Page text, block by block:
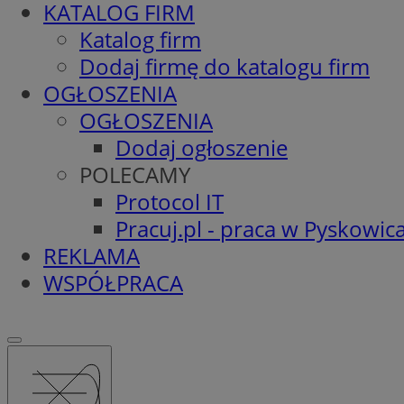
KATALOG FIRM
Katalog firm
Dodaj firmę do katalogu firm
OGŁOSZENIA
OGŁOSZENIA
Dodaj ogłoszenie
POLECAMY
Protocol IT
Pracuj.pl - praca w
REKLAMA
WSPÓŁPRACA